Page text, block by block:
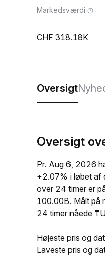
Markedsværdi
318.18K
Oversigt
Oversigt
Pr. Aug 6, 2026
+2.07% i løbet af
over 24 timer er
100.00B. Målt på
24 timer nåede
Højeste pris og
Laveste pris og